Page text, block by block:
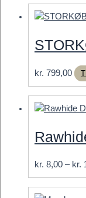
kr. 799,00
kr. 8,00 – kr.